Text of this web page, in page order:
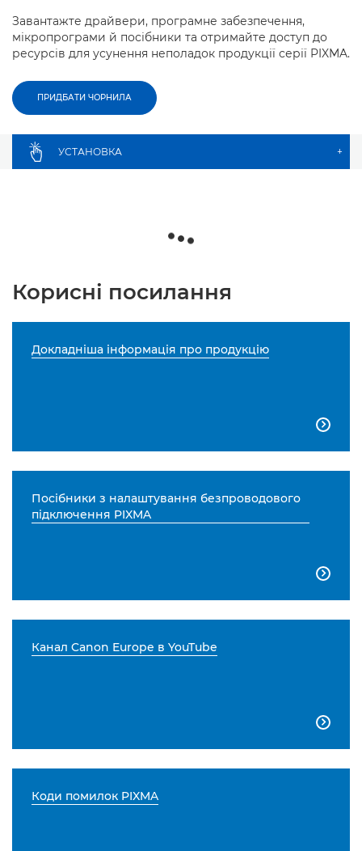
Завантажте драйвери, програмне забезпечення,
мікропрограми й посібники та отримайте доступ до
ресурсів для усунення неполадок продукції серії PIXMA.
ПРИДБАТИ ЧОРНИЛА
УСТАНОВКА +
Корисні посилання
Докладніша інформація про продукцію

Посібники з налаштування безпроводового
підключення PIXMA

Канал Canon Europe в YouTube

Коди помилок PIXMA